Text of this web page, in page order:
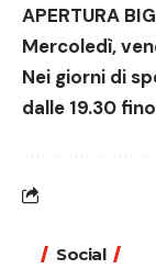
APERTURA
Mercoledì,
Nei giorni di
dalle 19.30
Social